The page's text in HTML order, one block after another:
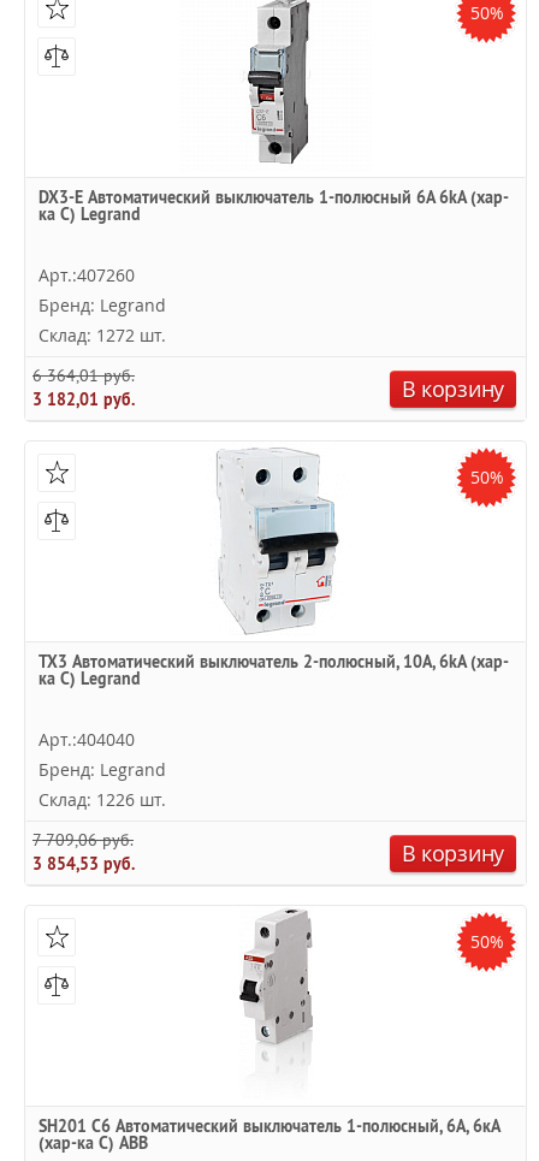
50%
DX3-E Автоматический выключатель 1-полюсный 6A 6kA (хар-
ка C) Legrand
Арт.:407260
Бренд: Legrand
Склад: 1272 шт.
6 364,01 руб.
3 182,01 руб.
В корзину
50%
TX3 Автоматический выключатель 2-полюсный, 10А, 6kА (хар-
ка C) Legrand
Арт.:404040
Бренд: Legrand
Склад: 1226 шт.
7 709,06 руб.
3 854,53 руб.
В корзину
50%
SH201 C6 Автоматический выключатель 1-полюсный, 6А, 6кА
(хар-ка C) ABB